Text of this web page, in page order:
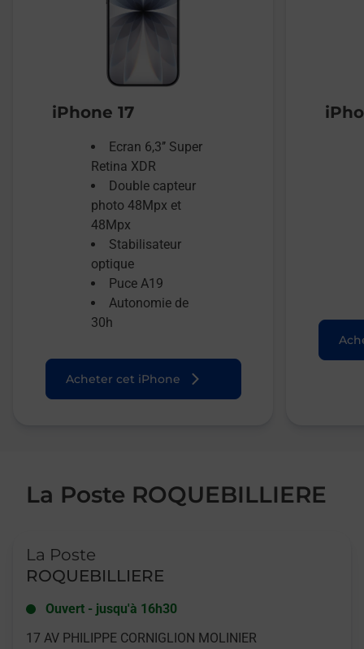
iPhone 17
Ecran 6,3’’ Super
Retina XDR
Double capteur
photo 48Mpx et
48Mpx
Stabilisateur
optique
Puce A19
Autonomie de
30h
Acheter cet iPhone
La Poste ROQUEBILLIERE
La Poste
ROQUEBILLIERE
Ouvert - jusqu'à 16h30
17 AV PHILIPPE CORNIGLION MOLINIER